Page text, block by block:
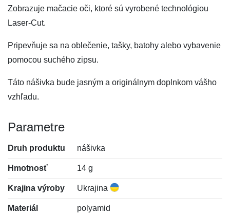
Zobrazuje mačacie oči, ktoré sú vyrobené technológiou
Laser-Cut.
Pripevňuje sa na oblečenie, tašky, batohy alebo vybavenie
pomocou suchého zipsu.
Táto nášivka bude jasným a originálnym doplnkom vášho
vzhľadu.
Parametre
Druh produktu nášivka
Hmotnosť 14 g
Krajina výroby Ukrajina
Materiál polyamid